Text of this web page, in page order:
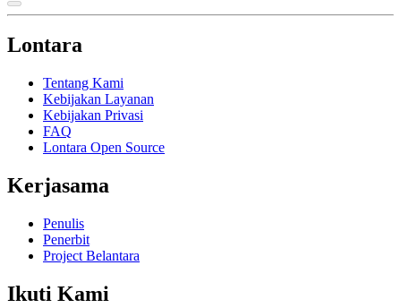
Lontara
Tentang Kami
Kebijakan Layanan
Kebijakan Privasi
FAQ
Lontara Open Source
Kerjasama
Penulis
Penerbit
Project Belantara
Ikuti Kami